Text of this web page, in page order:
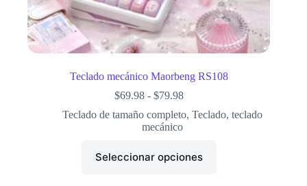
Teclado mecánico Maorbeng RS108
$69.98 - $79.98
Teclado de tamaño completo,Teclado,teclado
mecánico
Seleccionar opciones